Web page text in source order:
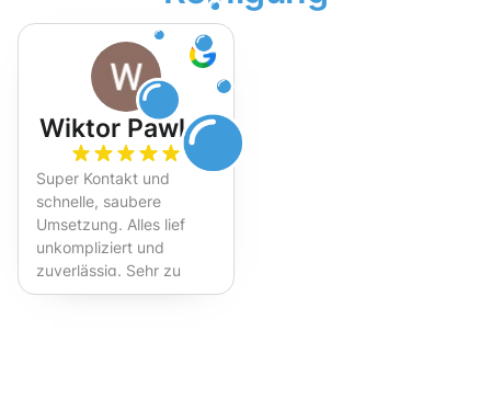
Wiktor Pawlak
Super Kontakt und
schnelle, saubere
Umsetzung. Alles lief
unkompliziert und
zuverlässig. Sehr zu
empfehlen!